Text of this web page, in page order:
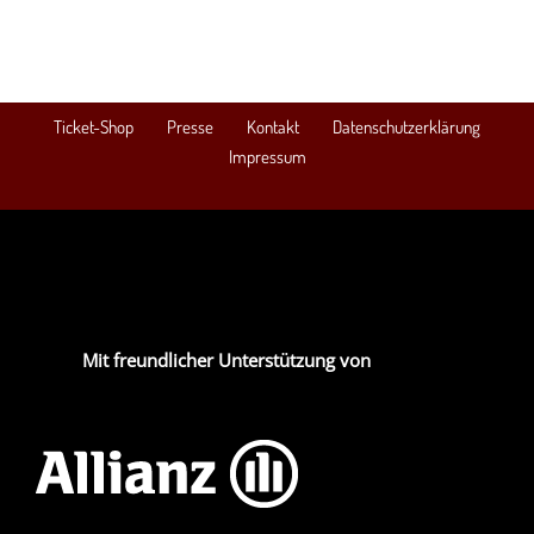
Ticket-Shop Presse Kontakt
Datenschutzerklärung
Impressum
Mit freundlicher Unterstützung von